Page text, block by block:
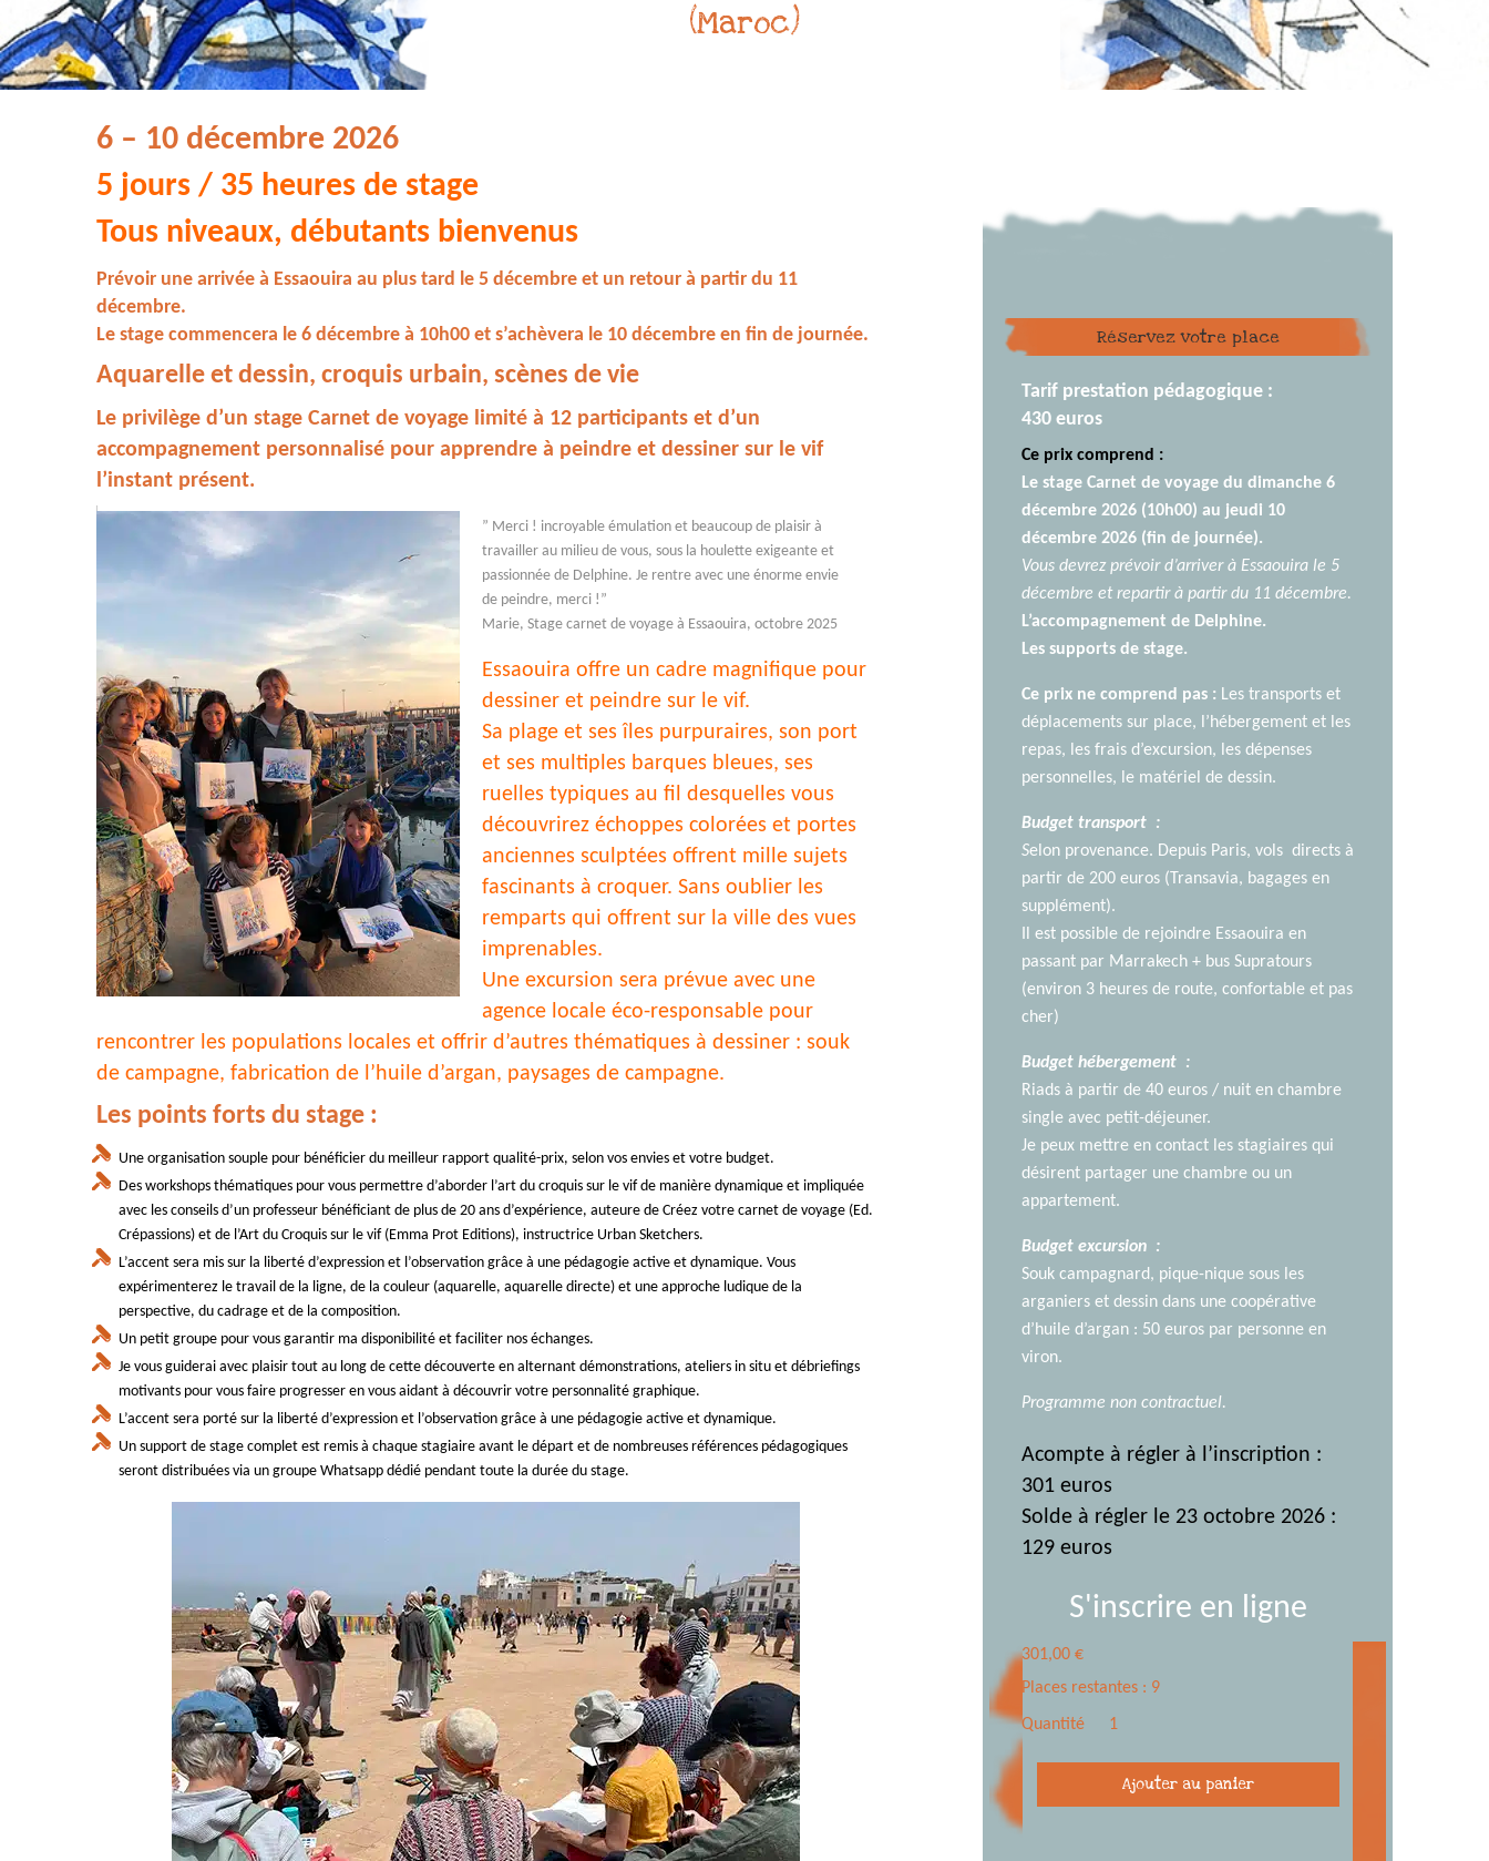
(Maroc)
6 – 10 décembre 2026
5 jours / 35 heures de stage
Tous niveaux, débutants bienvenus
Prévoir une arrivée à Essaouira au plus tard le 5 décembre et un retour à partir du 11
décembre.
Le stage commencera le 6 décembre à 10h00 et s’achèvera le 10 décembre en fin de journée.
Aquarelle et dessin, croquis urbain, scènes de vie
Le privilège d’un stage Carnet de voyage limité à 12 participants et d’un
accompagnement personnalisé pour apprendre à peindre et dessiner sur le vif
l’instant présent.
” Merci ! incroyable émulation et beaucoup de plaisir à
travailler au milieu de vous, sous la houlette exigeante et
passionnée de Delphine. Je rentre avec une énorme envie
de peindre, merci !”
Marie, Stage carnet de voyage à Essaouira, octobre 2025
Essaouira offre un cadre magnifique pour
dessiner et peindre sur le vif.
Sa plage et ses îles purpuraires, son port
et ses multiples barques bleues, ses
ruelles typiques au fil desquelles vous
découvrirez échoppes colorées et portes
anciennes sculptées offrent mille sujets
fascinants à croquer. Sans oublier les
remparts qui offrent sur la ville des vues
imprenables.
Une excursion sera prévue avec une
agence locale éco-responsable pour
rencontrer les populations locales et offrir d’autres thématiques à dessiner : souk
de campagne, fabrication de l’huile d’argan, paysages de campagne.
Les points forts du stage :
Une organisation souple pour bénéficier du meilleur rapport qualité-prix, selon vos envies et votre budget.
Des workshops thématiques pour vous permettre d’aborder l’art du croquis sur le vif de manière dynamique et impliquée
avec les conseils d’un professeur bénéficiant de plus de 20 ans d’expérience, auteure de Créez votre carnet de voyage (Ed.
Crépassions) et de l’Art du Croquis sur le vif (Emma Prot Editions), instructrice Urban Sketchers.
L’accent sera mis sur la liberté d’expression et l’observation grâce à une pédagogie active et dynamique. Vous
expérimenterez le travail de la ligne, de la couleur (aquarelle, aquarelle directe) et une approche ludique de la
perspective, du cadrage et de la composition.
Un petit groupe pour vous garantir ma disponibilité et faciliter nos échanges.
Je vous guiderai avec plaisir tout au long de cette découverte en alternant démonstrations, ateliers in situ et débriefings
motivants pour vous faire progresser en vous aidant à découvrir votre personnalité graphique.
L’accent sera porté sur la liberté d’expression et l’observation grâce à une pédagogie active et dynamique.
Un support de stage complet est remis à chaque stagiaire avant le départ et de nombreuses références pédagogiques
seront distribuées via un groupe Whatsapp dédié pendant toute la durée du stage.
Réservez votre place
Tarif prestation pédagogique :
430 euros
Ce prix comprend :
Le stage Carnet de voyage du dimanche 6
décembre 2026 (10h00) au jeudi 10
décembre 2026 (fin de journée).
Vous devrez prévoir d’arriver à Essaouira le 5
décembre et repartir à partir du 11 décembre.
L’accompagnement de Delphine.
Les supports de stage.
Ce prix ne comprend pas : Les transports et
déplacements sur place, l’hébergement et les
repas, les frais d’excursion, les dépenses
personnelles, le matériel de dessin.
Budget transport :
Selon provenance. Depuis Paris, vols directs à
partir de 200 euros (Transavia, bagages en
supplément).
Il est possible de rejoindre Essaouira en
passant par Marrakech + bus Supratours
(environ 3 heures de route, confortable et pas
cher)
Budget hébergement :
Riads à partir de 40 euros / nuit en chambre
single avec petit-déjeuner.
Je peux mettre en contact les stagiaires qui
désirent partager une chambre ou un
appartement.
Budget excursion :
Souk campagnard, pique-nique sous les
arganiers et dessin dans une coopérative
d’huile d’argan : 50 euros par personne en
viron.
Programme non contractuel.
Acompte à régler à l’inscription :
301 euros
Solde à régler le 23 octobre 2026 :
129 euros
S'inscrire en ligne
301,00€
Places restantes : 9
Quantité
quantité
Ajouter au panier